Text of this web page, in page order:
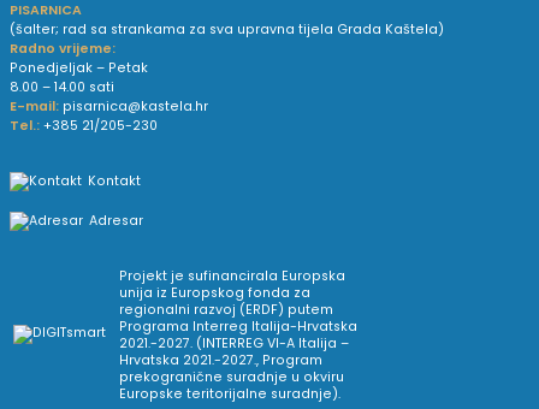
PISARNICA
(šalter; rad sa strankama za sva upravna tijela Grada Kaštela)
Radno vrijeme:
Ponedjeljak – Petak
8.00 – 14.00 sati
E-mail: pisarnica@kastela.hr
Tel.: +385 21/205-230
Kontakt
Adresar
Projekt je sufinancirala Europska
unija iz Europskog fonda za
regionalni razvoj (ERDF) putem
Programa Interreg Italija-Hrvatska
2021.-2027. (INTERREG VI-A Italija –
Hrvatska 2021.-2027., Program
prekogranične suradnje u okviru
Europske teritorijalne suradnje).